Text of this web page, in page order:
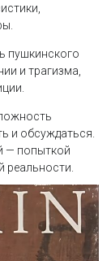
пушкинского
и трагизма,
и обсуждаться.
— попыткой
реальности.